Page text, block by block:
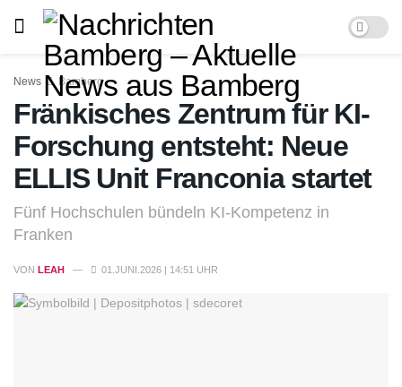
News Bamberg
Fränkisches Zentrum für KI-
Forschung entsteht: Neue
ELLIS Unit Franconia startet
Fünf Hochschulen bündeln KI-Kompetenz in
Franken
VON LEAH 01.JUNI.2026 | 14:51 UHR